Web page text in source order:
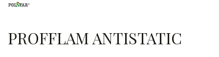
PROFFLAM ANTISTATIC